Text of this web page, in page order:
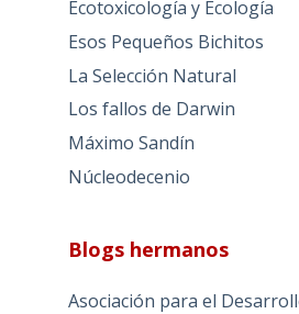
Ecotoxicología y Ecología
Esos Pequeños Bichitos
La Selección Natural
Los fallos de Darwin
Máximo Sandín
Núcleodecenio
Blogs hermanos
Asociación para el